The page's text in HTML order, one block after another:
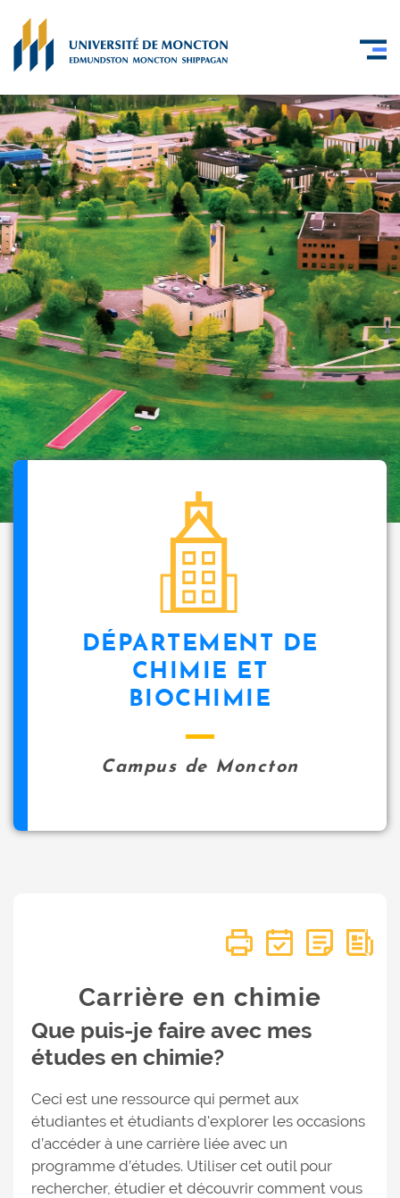
DÉPARTEMENT DE
CHIMIE ET
BIOCHIMIE
Campus de Moncton
Carrière en chimie
Que puis-je faire avec mes
études en chimie?
Ceci est une ressource qui permet aux
étudiantes et étudiants d'explorer les occasions
d’accéder à une carrière liée avec un
programme d’études. Utiliser cet outil pour
rechercher, étudier et découvrir comment vous